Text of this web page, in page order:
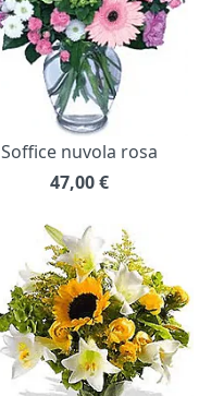
Soffice nuvola rosa
47,00€